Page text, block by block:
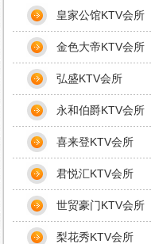
皇家公馆KTV会所
金色大帝KTV会所
弘盛KTV会所
永和伯爵KTV会所
喜来登KTV会所
君悦汇KTV会所
世贸豪门KTV会所
梨花秀KTV会所